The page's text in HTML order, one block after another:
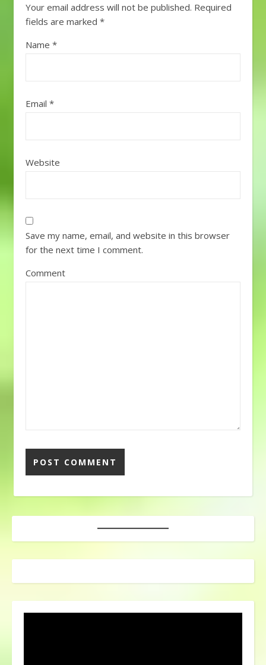
Your email address will not be published. Required
fields are marked *
Name *
Email *
Website
Save my name, email, and website in this browser
for the next time I comment.
Comment